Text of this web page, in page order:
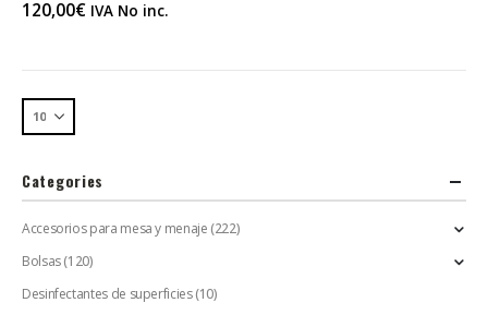
120,00€ IVA No inc.
Categories
Accesorios para mesa y menaje (222)
Bolsas(120)
Desinfectantes de superficies (10)